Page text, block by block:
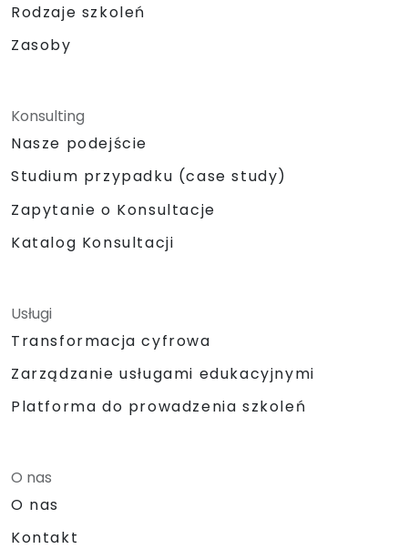
Rodzaje szkoleń
Zasoby
Konsulting
Nasze podejście
Studium przypadku (case study)
Zapytanie o Konsultacje
Katalog Konsultacji
Usługi
Transformacja cyfrowa
Zarządzanie usługami edukacyjnymi
Platforma do prowadzenia szkoleń
O nas
O nas
Kontakt